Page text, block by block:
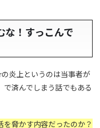
な！すっこんで
炎上というのは当事者が
で済んでしまう話でもある
を脅かす内容だったのか？